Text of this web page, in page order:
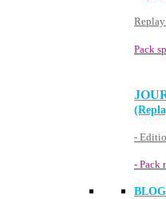
Pack
-
- Pack